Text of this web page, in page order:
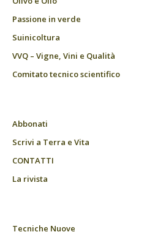
Passione in verde
Suinicoltura
VVQ – Vigne, Vini e Qualità
Comitato tecnico scientifico
Abbonati
Scrivi a Terra e Vita
CONTATTI
La rivista
Tecniche Nuove